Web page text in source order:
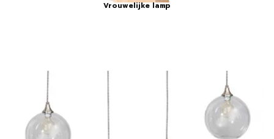
Vrouwelijke lamp